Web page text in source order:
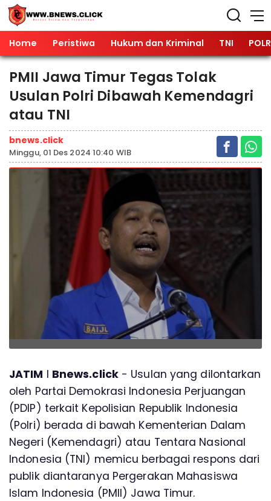
Home Peristiwa Hukum dan Kriminal TNI
PMII Jawa Timur Tegas Tolak
Usulan Polri Dibawah Kemendagri
atau TNI
bnews.click
Minggu, 01 Des 2024 10:40 WIB
JATIM l Bnews.click- Usulan yang dilontarkan
oleh Partai Demokrasi Indonesia Perjuangan
(PDIP) terkait Kepolisian Republik Indonesia
(Polri) berada di bawah Kementerian Dalam
Negeri (Kemendagri) atau Tentara Nasional
Indonesia (TNI) memicu berbagai respons dari
publik diantaranya Pergerakan Mahasiswa
Islam Indonesia (PMII) Jawa Timur.